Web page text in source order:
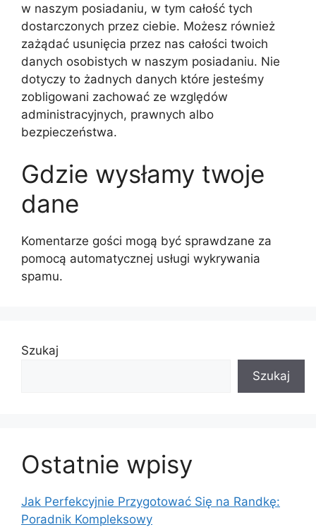
w naszym posiadaniu, w tym całość tych
dostarczonych przez ciebie. Możesz również
zażądać usunięcia przez nas całości twoich
danych osobistych w naszym posiadaniu. Nie
dotyczy to żadnych danych które jesteśmy
zobligowani zachować ze względów
administracyjnych, prawnych albo
bezpieczeństwa.
Gdzie wysłamy twoje
dane
Komentarze gości mogą być sprawdzane za
pomocą automatycznej usługi wykrywania
spamu.
Szukaj
Szukaj
Ostatnie wpisy
Jak Perfekcyjnie Przygotować Się na Randkę:
Poradnik Kompleksowy